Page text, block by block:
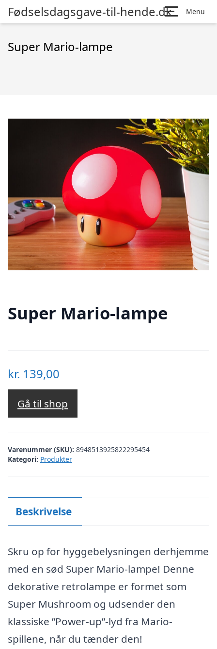
Fødselsdagsgave-til-hende.dk Menu
Super Mario-lampe
Super Mario-lampe
kr. 139,00
Gå til shop
Varenummer (SKU): 8948513925822295454
Kategori: Produkter
Beskrivelse
Skru op for hyggebelysningen derhjemme
med en sød Super Mario-lampe! Denne
dekorative retrolampe er formet som
Super Mushroom og udsender den
klassiske ”Power-up”-lyd fra Mario-
spillene, når du tænder den!